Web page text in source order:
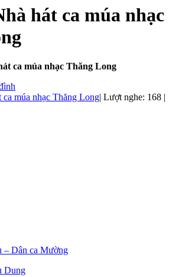
hát ca múa nhạc
ca múa nhạc Thăng Long
ca múa nhạc Thăng Long| Lượt nghe: 168 |
– Dân ca Mường
Dung